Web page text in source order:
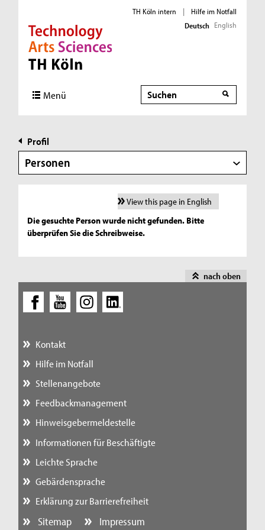
Direkt zur Hauptnavigation
Direkt zur Subnavigation
Direkt zum Inhalt
Direkt zum Fußbereich
TH Köln intern |
Hilfe im Notfall
Deutsch English
Menü Suche
Profil
Personen
View this page in English
Die gesuchte Person wurde nicht gefunden. Bitte
überprüfen Sie die Schreibweise.
nach oben
Kontakt
Hilfe im Notfall
Stellenangebote
Feedbackmanagement
Hinweisgebermeldestelle
Informationen für Beschäftigte
Leichte Sprache
Gebärdensprache
Erklärung zur Barrierefreiheit
Sitemap Impressum